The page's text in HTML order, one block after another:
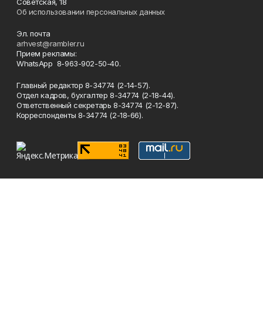
Об использовании персональных данных
Эл. почта
arhvest@rambler.ru
Прием рекламы:
WhatsApp 8-963-902-50-40.
Главный редактор 8-34774 (2-14-57).
Отдел кадров, бухгалтер 8-34774 (2-18-44).
Ответственный секретарь 8-34774 (2-12-87).
Корреспонденты 8-34774 (2-18-66).